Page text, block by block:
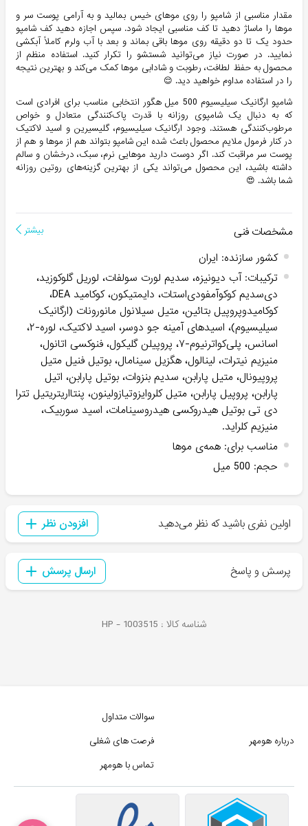
مقدار مناسبی از شامپو را روی موهای خیس بمالید و به آرامی پوست سر و
موها را ماساژ دهید تا کف مناسبی ایجاد شود. سپس اجازه دهید کف شامپو
حدود یک تا دو دقیقه روی موها باقی بماند و بعد با آب ولرم کاملاً آبکشی
نمایید. در صورت نیاز می‌توانید شستشو را تکرار کنید. استفاده منظم از
محصول به حفظ لطافت، رطوبت و شادابی موها کمک می‌کند و بهترین نتیجه
را در استفاده مداوم خواهید دید. 😌
شامپو ارگانیک سیلیسیوم 500 میل هگور انتخابی مناسب برای افرادی است
که به دنبال یک شامپوی روزانه با قدرت پاک‌کنندگی متعادل و خواص
مرطوب‌کنندگی هستند. وجود ارگانیک سیلیسیوم، گلیسیرین و اسید لاکتیک
در کنار فرمول ملایم محصول باعث شده این شامپو بتواند هم از موها و هم از
پوست سر مراقبت کند. اگر دوست دارید موهایی نرم، سبک، درخشان و سالم
داشته باشید، این محصول می‌تواند یکی از بهترین گزینه‌های روتین روزانه
شما باشد. 😍
مشخصات فنی بیشتر
کشور سازنده: ایران
ترکیبات:آب دیونیزه، سدیم لورت سولفات، لوریل گلوکوزید،
دی‌سدیم کوکوآمفودی‌استات، دایمتیکون، کوکامید DEA،
کوکامیدوپروپیل بتائین، متیل سیلانول مانورونات (ارگانیک
سیلیسیوم)، اسیدهای آمینه جو دوسر، اسید لاکتیک، لوره-۲،
اسانس، پلی‌کواترنیوم-۷، پروپیلن گلیکول، فنوکسی اتانول،
منیزیم نیترات، لینالول، هگزیل سینامال، بوتیل فنیل متیل
پروپیونال، متیل پارابن، سدیم بنزوات، بوتیل پارابن، اتیل
پارابن، پروپیل پارابن، متیل کلروایزوتیازولینون، پنتااریتریتیل تترا
دی تی بوتیل هیدروکسی هیدروسینامات، اسید سوربیک،
منیزیم کلراید.
مناسب برای: همه‌ی موها
حجم: 500 میل
اولین نفری باشید که نظر می‌دهید افزودن نظر
پرسش و پاسخ ارسال پرسش
شناسه کالا : HP - 1003515
درباره هومهر
سوالات متداول
فرصت های شغلی
تماس با هومهر